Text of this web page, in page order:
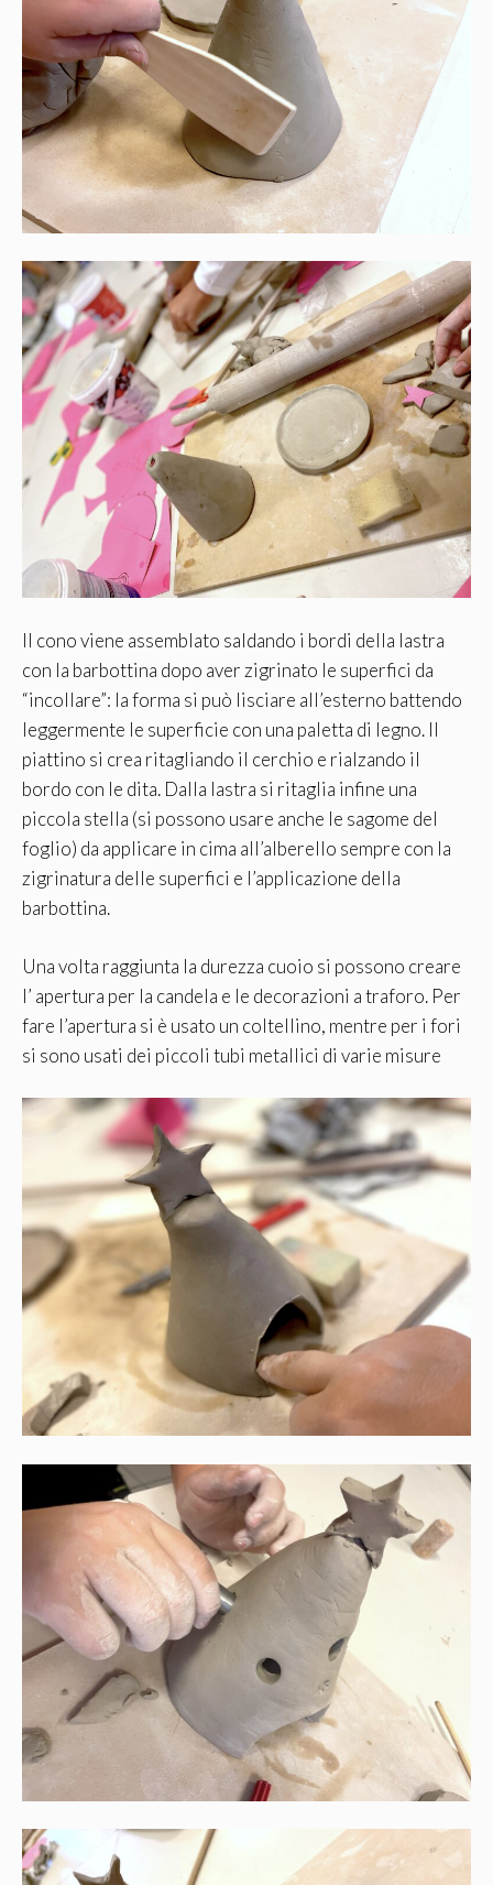
Il cono viene assemblato saldando i bordi della lastra
con la barbottina dopo aver zigrinato le superfici da
“incollare”: la forma si può lisciare all’esterno battendo
leggermente le superficie con una paletta di legno. Il
piattino si crea ritagliando il cerchio e rialzando il
bordo con le dita. Dalla lastra si ritaglia infine una
piccola stella (si possono usare anche le sagome del
foglio) da applicare in cima all’alberello sempre con la
zigrinatura delle superfici e l’applicazione della
barbottina.
Una volta raggiunta la durezza cuoio si possono creare
l’ apertura per la candela e le decorazioni a traforo. Per
fare l’apertura si è usato un coltellino, mentre per i fori
si sono usati dei piccoli tubi metallici di varie misure